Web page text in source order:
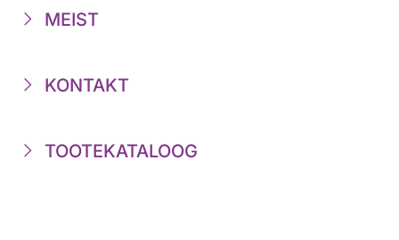
MEIST
KONTAKT
TOOTEKATALOOG